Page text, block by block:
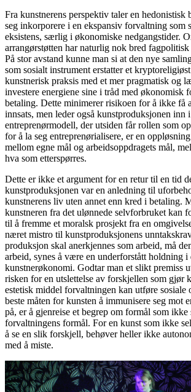
Fra kunstnerens perspektiv taler en hedonistisk
seg inkorporere i en ekspansiv forvaltning som
eksistens, særlig i økonomiske nedgangstider.
arrangørstøtten har naturlig nok bred
På stor avstand kunne man si at den nye
som sosialt instrument erstatter et
kunstnerisk praksis med et mer pragmatisk og
investere energiene sine i tråd med økonomisk
betaling. Dette minimerer risikoen for å ikke få
innsats, men leder også kunstproduksjonen inn
entreprenørmodell, der utsiden får rollen som
for å la seg entreprenørialisere, er en
mellom egne mål og arbeidsoppdragets mål,
hva som etterspørres.
Dette er ikke et argument for en retur til en tid
kunstproduksjonen var en anledning til
kunstnerens liv uten annet enn kred i betaling.
kunstneren fra det ulønnede selvforbruket kan
til å fremme et moralsk prosjekt fra en
næret mistro til kunstproduksjonens
produksjon skal anerkjennes som arbeid, må
arbeid, synes å være en underforstått holdning i
kunstnerøkonomi. Godtar man et slikt premiss
risken for en utslettelse av forskjellen som gjør
estetisk middel forvaltningen kan utføre sosiale
beste måten for kunsten å immunisere seg mot
på, er å gjenreise et begrep om formål som ikke
forvaltningens formål. For en kunst som ikke
å se en slik forskjell, behøver heller ikke
med å miste.